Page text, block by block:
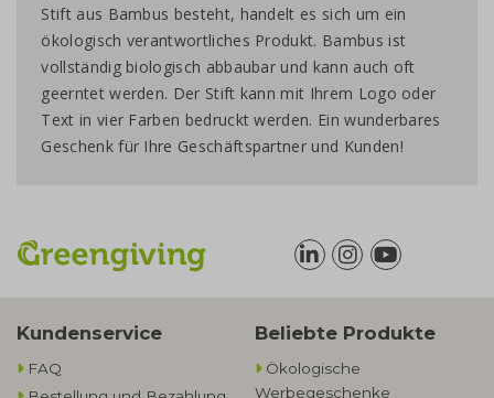
Stift aus Bambus besteht, handelt es sich um ein
ökologisch verantwortliches Produkt. Bambus ist
vollständig biologisch abbaubar und kann auch oft
geerntet werden. Der Stift kann mit Ihrem Logo oder
Text in vier Farben bedruckt werden. Ein wunderbares
Geschenk für Ihre Geschäftspartner und Kunden!
Kundenservice
FAQ
Beliebte Produkte
Ökologische
Werbegeschenke​